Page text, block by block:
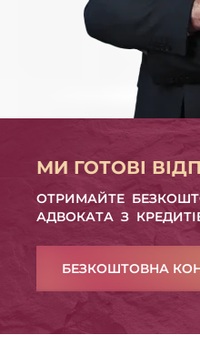
МИ ГОТОВІ
ОТРИМАЙТЕ
АДВОКАТА З
БЕЗКОШТОВНА